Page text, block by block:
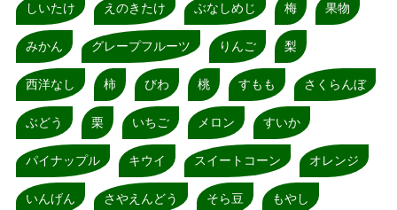
しいたけ えのきたけ ぶなしめじ 梅 果物
みかん グレープフルーツ りんご 梨
西洋なし 柿 びわ 桃 すもも さくらんぼ
ぶどう 栗 いちご メロン すいか
パイナップル キウイ スイートコーン オレンジ
いんげん さやえんどう そら豆 もやし